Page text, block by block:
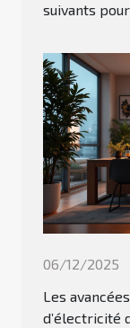
suivants
06/12/2025
Les
d’électricité